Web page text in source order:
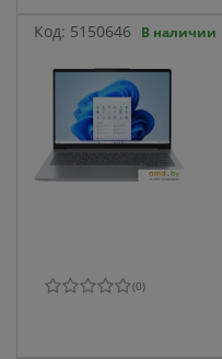
Код: 5150646 В наличии
(0)